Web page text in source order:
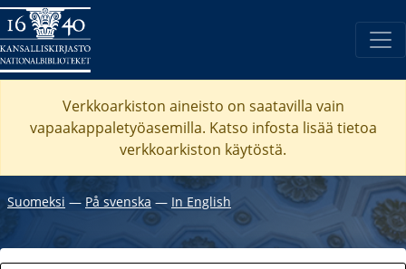
Verkkoarkiston aineisto on saatavilla vain
vapaakappaletyöasemilla. Katso infosta lisää tietoa
verkkoarkiston käytöstä.
Suomeksi ― På svenska ― In English